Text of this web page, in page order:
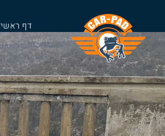
דף ראשי